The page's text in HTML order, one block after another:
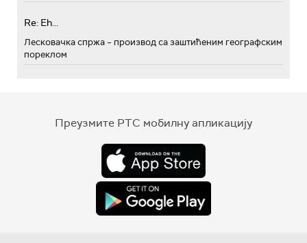
Re: Eh...
Лесковачка спржа – производ са заштићеним географским
пореклом
Преузмите РТС мобилну апликацију